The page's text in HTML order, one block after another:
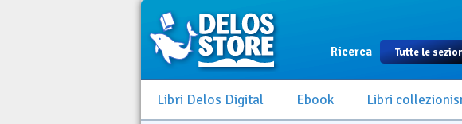
Ricerca
Libri Delos Digital Ebook Libri